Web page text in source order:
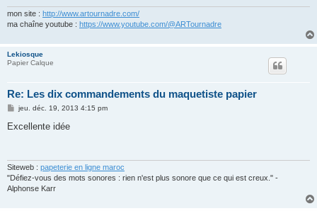
mon site : http://www.artournadre.com/
ma chaîne youtube : https://www.youtube.com/@ARTournadre
Lekiosque
Papier Calque
Re: Les dix commandements du maquetiste papier
M
s
jeu. déc. 19, 2013 4:15 pm
Excellente idée
Siteweb : papeterie en ligne maroc
"Défiez-vous des mots sonores : rien n'est plus sonore que ce qui est creux." -
Alphonse Karr